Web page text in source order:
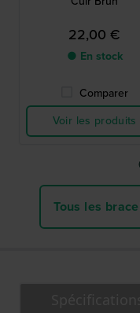
22,00 €
● En stock
Comparer
Voir les produits
Tous les